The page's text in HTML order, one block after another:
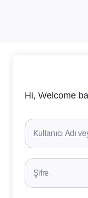
Hi, Welcome